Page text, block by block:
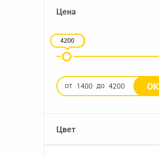
Цена
1400
4200
от до OK
Цвет